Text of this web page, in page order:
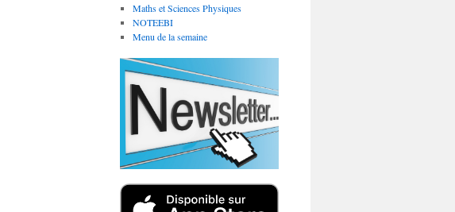
Maths et Sciences Physiques
NOTEEBI
Menu de la semaine